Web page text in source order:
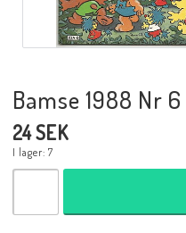
Mynt och Sedlar
Samlartillbehör
Bamse 1988 Nr
24 SEK
I lager: 7